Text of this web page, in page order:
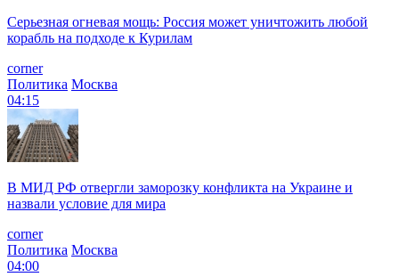
Серьезная огневая мощь: Россия может уничтожить любой
корабль на подходе к Курилам
corner
Политика Москва
04:15
В МИД РФ отвергли заморозку конфликта на Украине и
назвали условие для мира
corner
Политика Москва
04:00